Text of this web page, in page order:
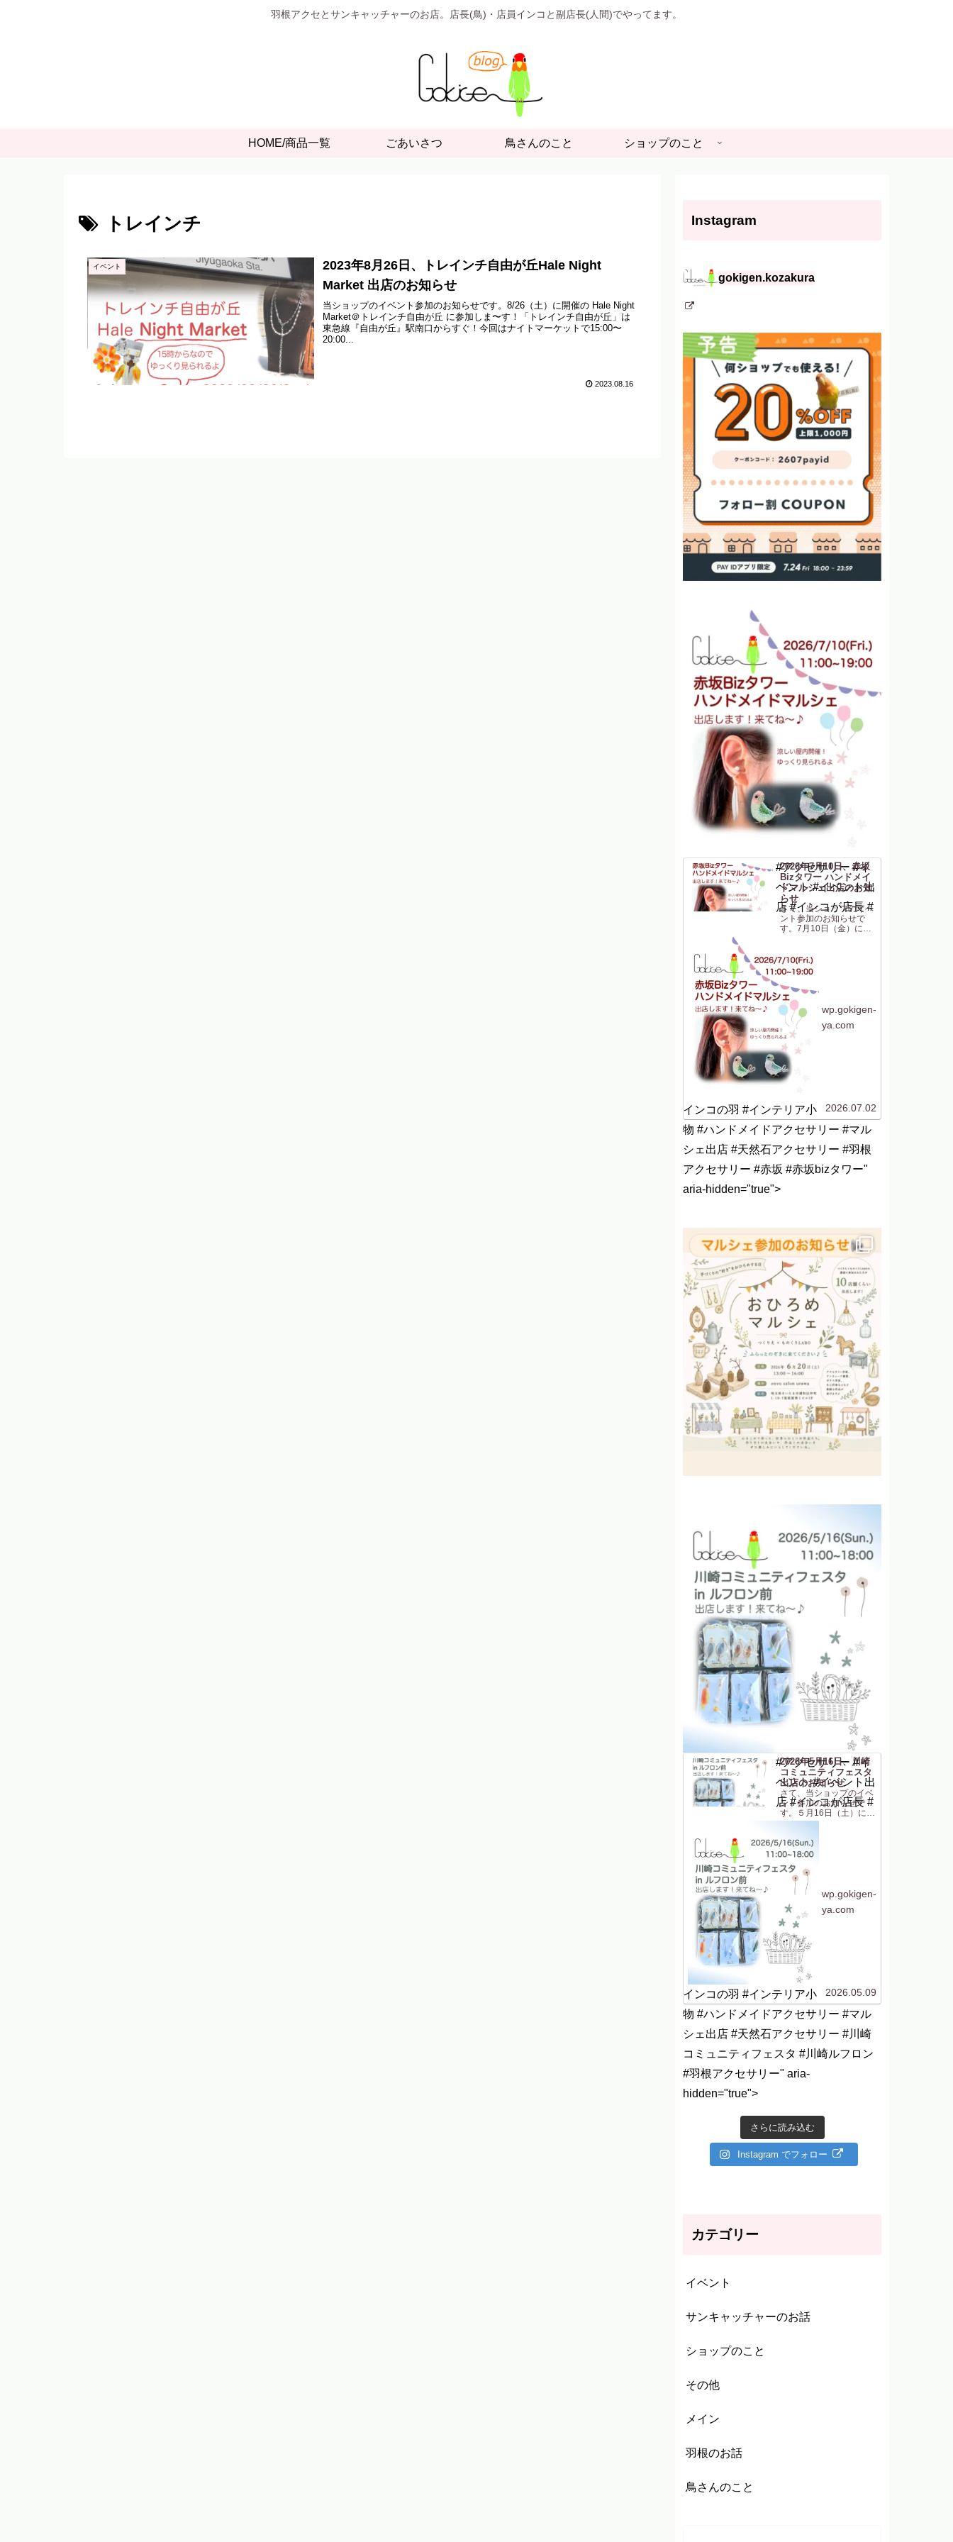
羽根アクセとサンキャッチャーのお店。店長(鳥)・店員インコと副店長(人間)でやってます。
HOME/商品一覧 ごあいさつ 鳥さんのこと ショップのこと
トレインチ
イベント
2023年8月26日、トレインチ自由が丘Hale Night
Market 出店のお知らせ
当ショップのイベント参加のお知らせです。8/26（土）に開催の Hale Night
Market＠トレインチ自由が丘 に参加しま〜す！「トレインチ自由が丘」は
東急線『自由が丘』駅南口からすぐ！今回はナイトマーケットで15:00〜
20:00...
2023.08.16
Instagram
gokigen.kozakura
2026年7月10日、赤坂
Bizタワー ハンドメイ
ドマルシェ出店のお知
らせ
さて、当ショップのイベ
ント参加のお知らせで
す。7月10日（金）に
加します！今回は初めて
の場所、赤坂です！行く
機会がないのでよくわか
らないですがwなんだか
聞いたことはあるけど行
ったことがない「赤坂...
wp.gokigen-
ya.com
2026.07.02
#アクセサリー #イ
ベント #イベント出
店 #インコが店長 #
インコの羽 #インテリア小
物 #ハンドメイドアクセサリー #マル
シェ出店 #天然石アクセサリー #羽根
アクセサリー #赤坂 #赤坂bizタワー"
aria-hidden="true">
2026年5月16日、川崎
コミュニティフェスタ
出店のお知らせ
さて、当ショップのイベ
ント参加のお知らせで
す。５月16日（土）に
「川崎コミュニティフェ
参加します！JR川崎駅東
口 からすぐの駅前広場
(ルフロン前広場)での開
催です。駅から近いのは
助かりますね〜（私も
^^）。ルフロ...wp.gokigen-
ya.com
2026.05.09
#アクセサリー #イ
ベント #イベント出
店 #インコが店長 #
インコの羽 #インテリア小
物 #ハンドメイドアクセサリー #マル
シェ出店 #天然石アクセサリー #川崎
コミュニティフェスタ #川崎ルフロン
#羽根アクセサリー" aria-
hidden="true">
さらに読み込む
Instagram でフォロー
カテゴリー
イベント
サンキャッチャーのお話
ショップのこと
その他
メイン
羽根のお話
鳥さんのこと